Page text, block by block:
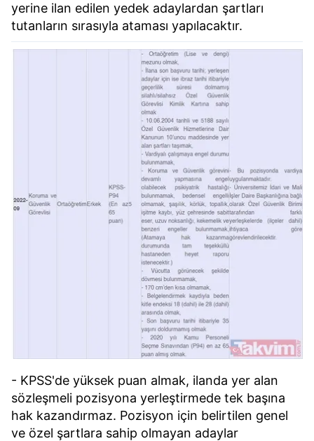
yerine ilan edilen yedek adaylardan şartları
tutanların sırasıyla ataması yapılacaktır.
- KPSS'de yüksek puan almak, ilanda yer alan
sözleşmeli pozisyona yerleştirmede tek başına
hak kazandırmaz. Pozisyon için belirtilen genel
ve özel şartlara sahip olmayan adaylar